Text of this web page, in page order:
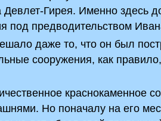
Гирея. Именно здесь
под предводительством
даже то, что он был
сооружения, как
краснокаменное
Но поначалу на его